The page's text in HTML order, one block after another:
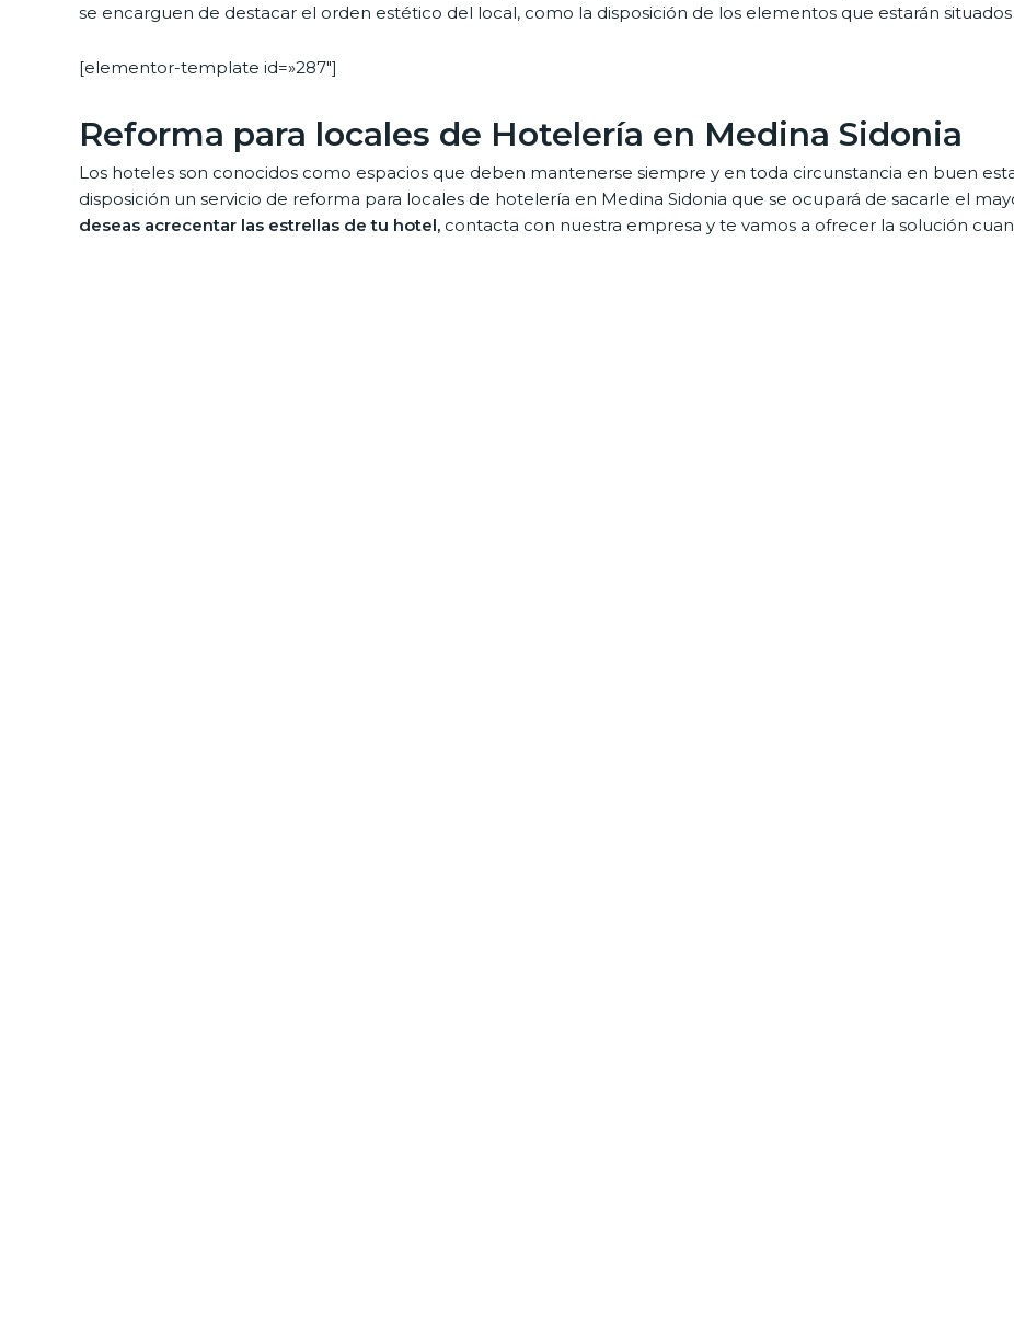
se encarguen de destacar el orden estético del local, como la disposición de los elementos que estarán
[elementor-template id=»287″]
Reforma para locales de Hotelería en Medina Sidonia
Los hoteles son conocidos como espacios que deben mantenerse siempre y en toda circunstancia en buen
disposición un servicio de reforma para locales de hotelería en Medina Sidonia que se ocupará de sacarle el
deseas acrecentar las estrellas de tu hotel, contacta con nuestra empresa y te vamos a ofrecer la solución